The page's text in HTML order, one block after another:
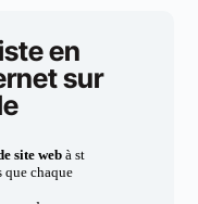
en
sur
site webà st
que chaque